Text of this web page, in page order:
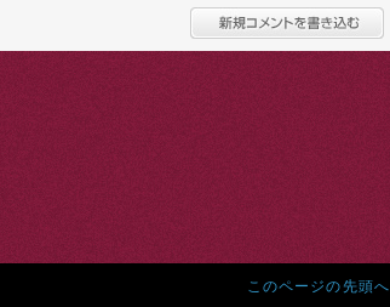
このページの先頭へ